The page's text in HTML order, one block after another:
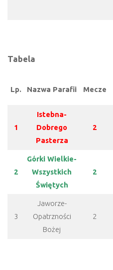
Tabela
Lp. Nazwa Parafii Mecze
1
Istebna-
Dobrego
Pasterza
2
2
Górki Wielkie-
Wszystkich
Świętych
2
3
Jaworze-
Opatrzności
Bożej
2